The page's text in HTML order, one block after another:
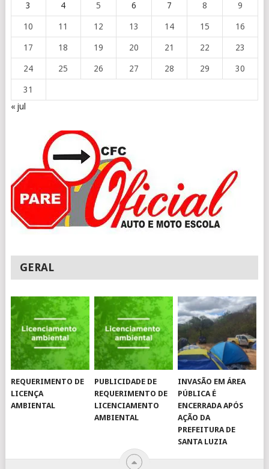
3 4 5 6 7 8 9
10 11 12 13 14 15 16
17 18 19 20 21 22 23
24 25 26 27 28 29 30
31
« jul
GERAL
REQUERIMENTO DE
LICENÇA
AMBIENTAL
PUBLICIDADE DE
REQUERIMENTO DE
LICENCIAMENTO
AMBIENTAL
INVASÃO EM ÁREA
PÚBLICA É
ENCERRADA APÓS
AÇÃO DA
PREFEITURA DE
SANTA LUZIA